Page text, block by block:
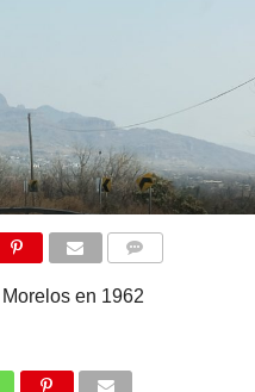
en 1962